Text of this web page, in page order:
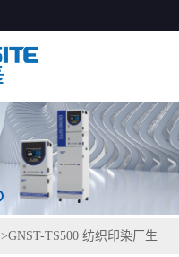
>GNST-TS500 纺织印染厂生